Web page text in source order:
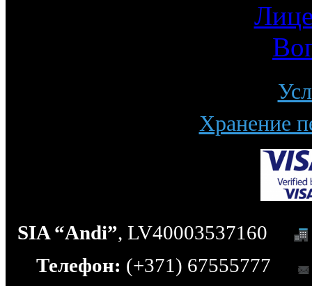
Хранение
SIA “Andi”, LV40003537160
Телефон: (+371) 67555777